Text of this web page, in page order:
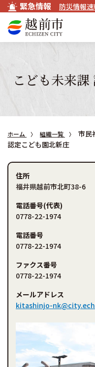
緊急情報 防災情報速
こども未来
ホーム 組織一覧 市民
認定こども園北新庄
住所
福井県越前市北町38-6
電話番号(代表)
0778-22-1974
電話番号
0778-22-1974
ファクス番号
0778-22-1974
メールアドレス
kitashinjo-